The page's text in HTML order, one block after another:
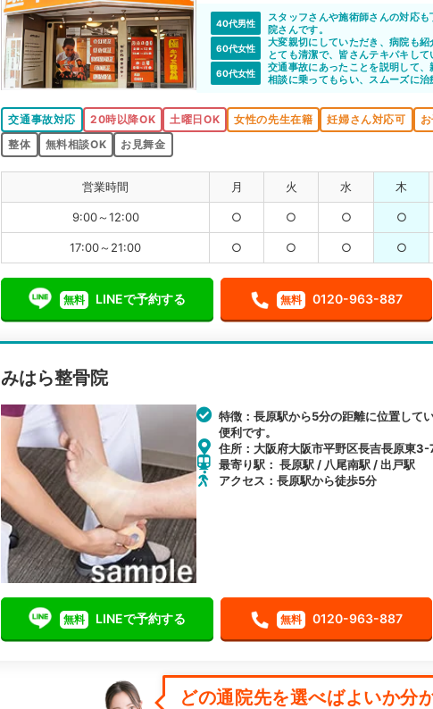
40代男性
スタッフさんや施術師さんの対応
院さんです。
60代女性
大変親切にしていただき、病院も
とても清潔で、皆さんテキパキして
60代女性
交通事故にあったことを説明して
相談に乗ってもらい、スムーズに治
交通事故対応 20時以降OK 土曜日OK 女性の先生在籍 妊婦さん対応可
整体
無料相談OK お見舞金
営業時間 月 火 水 木
9:00～12:00 ○ ○ ○ ○
17:00～21:00 ○ ○ ○ ○
無料 LINEで予約する 無料 0120-963-887
みはら整骨院
特徴：長原駅から5分の距離に位置して
便利です。
住所：大阪府大阪市平野区長吉長原東
最寄り駅： 長原駅 / 八尾南駅 / 出戸駅
アクセス：長原駅から徒歩5分
無料 LINEで予約する 無料 0120-963-887
どの通院先を選べばよいか分